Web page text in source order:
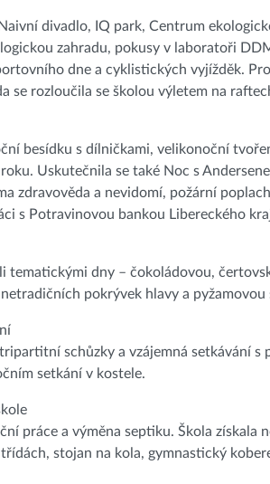
divadlo, IQ park, Centrum
zahradu, pokusy v laboratoři
dne a cyklistických vyjížděk.
se rozloučila se školou výletem na
besídku s dílničkami, velikonoční
Uskutečnila se také Noc s
zdravověda a nevidomí, požární
s Potravinovou bankou Libereckého
tematickými dny – čokoládovou,
pokrývek hlavy a pyžamovou
schůzky a vzájemná setkávání
setkání v kostele.
práce a výměna septiku. Škola
stojan na kola, gymnastický